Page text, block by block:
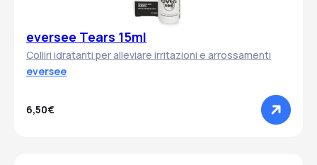
eversee Tears 15ml
Colliri idratanti per alleviare irritazioni e arrossamenti
eversee
6,50€